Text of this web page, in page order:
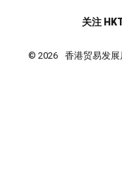
关注
© 2026 香港贸易发展